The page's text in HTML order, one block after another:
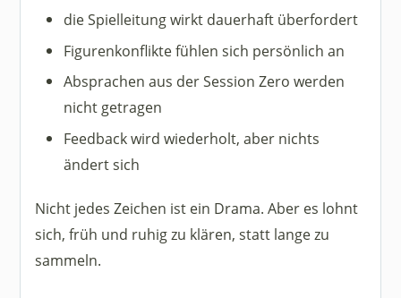
die Spielleitung wirkt dauerhaft überfordert
Figurenkonflikte fühlen sich persönlich an
Absprachen aus der Session Zero werden
nicht getragen
Feedback wird wiederholt, aber nichts
ändert sich
Nicht jedes Zeichen ist ein Drama. Aber es lohnt
sich, früh und ruhig zu klären, statt lange zu
sammeln.